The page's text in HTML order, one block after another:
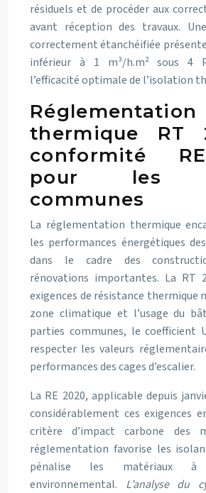
résiduels et de procéder aux
avant réception des travaux.
correctement étanchéifiée
inférieur à 1 m³/h.m² sous 4
l’efficacité optimale de l’isolation
Réglementation
thermique RT
conformité
pour les
communes
La réglementation thermique
les performances énergétiques
dans le cadre des
rénovations importantes. La RT
exigences de résistance thermique
zone climatique et l’usage du
parties communes, le coefficient
respecter les valeurs
performances des cages d’escalier.
La RE 2020, applicable depuis
considérablement ces exigences
critère d’impact carbone des
réglementation favorise les
pénalise les matériaux
environnemental. L’analyse du